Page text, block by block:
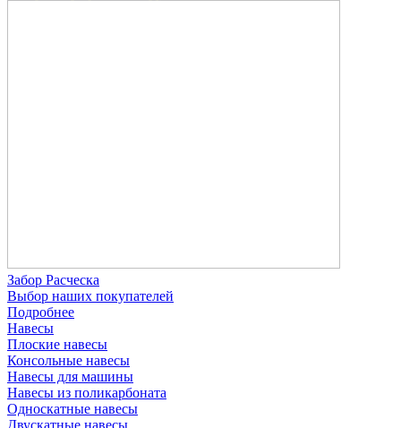
Забор Расческа
Выбор наших покупателей
Подробнее
Навесы
Плоские навесы
Консольные навесы
Навесы для машины
Навесы из поликарбоната
Односкатные навесы
Двускатные навесы